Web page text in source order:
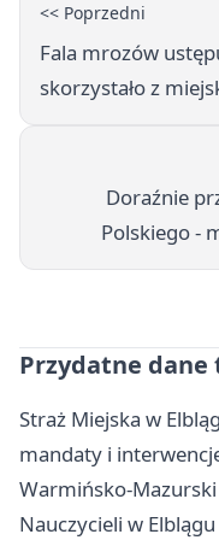
<< Poprzedni
Fala mrozów
skorzystało z
Doraźnie
Polskiego -
Przydatne dane
Straż Miejska w
mandaty i
Warmińsko-
Nauczycieli w